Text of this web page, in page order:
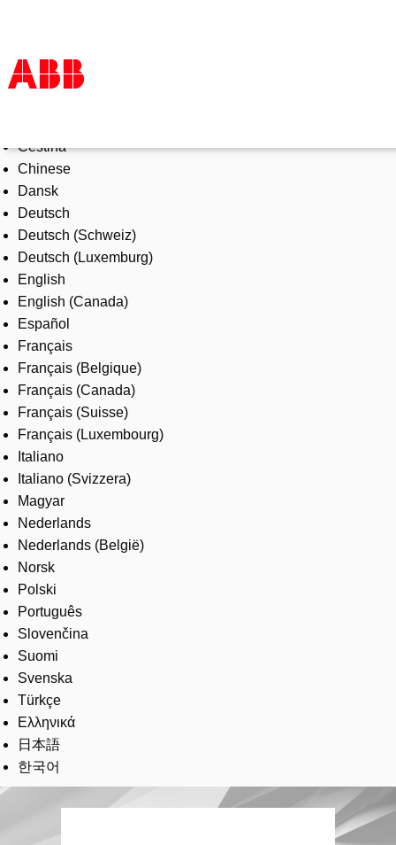
Products & Solutions
Industries
Services
About us
Where to buy
Contact us
Careers
Čeština
Chinese
Dansk
Deutsch
Deutsch (Schweiz)
Deutsch (Luxemburg)
English
English (Canada)
Español
Français
Français (Belgique)
Français (Canada)
Français (Suisse)
Français (Luxembourg)
Italiano
Italiano (Svizzera)
Magyar
Nederlands
Nederlands (België)
Norsk
Polski
Português
Slovenčina
Suomi
Svenska
Türkçe
Ελληνικά
日本語
한국어